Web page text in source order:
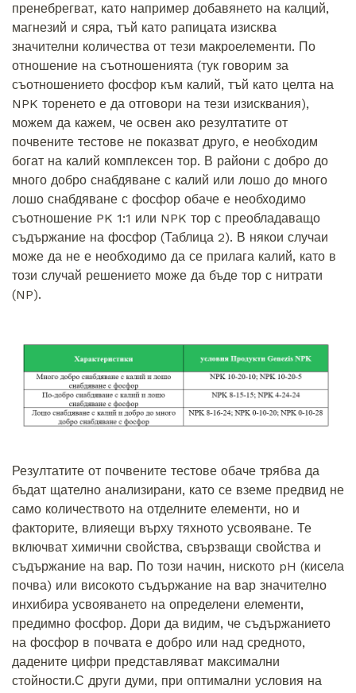
пренебрегват, като например добавянето на калций,
магнезий и сяра, тъй като рапицата изисква
значителни количества от тези макроелементи. По
отношение на съотношенията (тук говорим за
съотношението фосфор към калий, тъй като целта на
NPK торенето е да отговори на тези изисквания),
можем да кажем, че освен ако резултатите от
почвените тестове не показват друго, е необходим
богат на калий комплексен тор. В райони с добро до
много добро снабдяване с калий или лошо до много
лошо снабдяване с фосфор обаче е необходимо
съотношение PK 1:1 или NPK тор с преобладаващо
съдържание на фосфор (Таблица 2). В някои случаи
може да не е необходимо да се прилага калий, като в
този случай решението може да бъде тор с нитрати
(NP).
Резултатите от почвените тестове обаче трябва да
бъдат щателно анализирани, като се вземе предвид не
само количеството на отделните елементи, но и
факторите, влияещи върху тяхното усвояване. Те
включват химични свойства, свързващи свойства и
съдържание на вар. По този начин, ниското pH (кисела
почва) или високото съдържание на вар значително
инхибира усвояването на определени елементи,
предимно фосфор. Дори да видим, че съдържанието
на фосфор в почвата е добро или над средното,
дадените цифри представляват максимални
стойности.С други думи, при оптимални условия на